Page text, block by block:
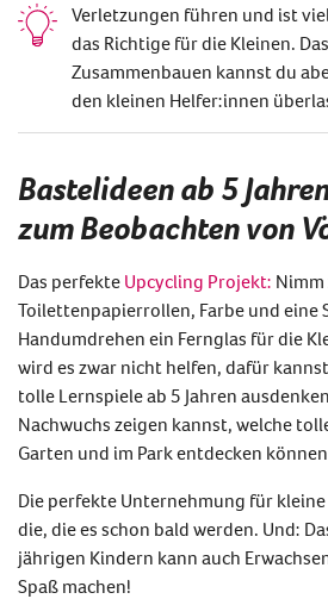
Verletzungen führen und ist
das Richtige für die Kleinen.
Zusammenbauen kannst du
den kleinen Helfer:innen
Bastelideen ab 5
zum Beobachten von
Das perfekte Upcycling Projekt: Nimm
Toilettenpapierrollen, Farbe und eine
Handumdrehen ein Fernglas für die
wird es zwar nicht helfen, dafür
tolle Lernspiele ab 5 Jahren
Nachwuchs zeigen kannst, welche
Garten und im Park entdecken
Die perfekte Unternehmung für
die, die es schon bald werden. Und:
jährigen Kindern kann auch
Spaß machen!